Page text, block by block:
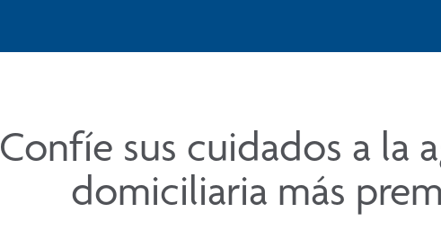
Confíe sus cuidados a la
domiciliaria más